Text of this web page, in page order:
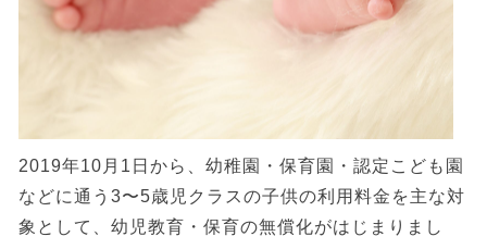
2019年10月1日から、幼稚園・保育園・認定こども園
などに通う3〜5歳児クラスの子供の利用料金を主な対
象として、幼児教育・保育の無償化がはじまりまし